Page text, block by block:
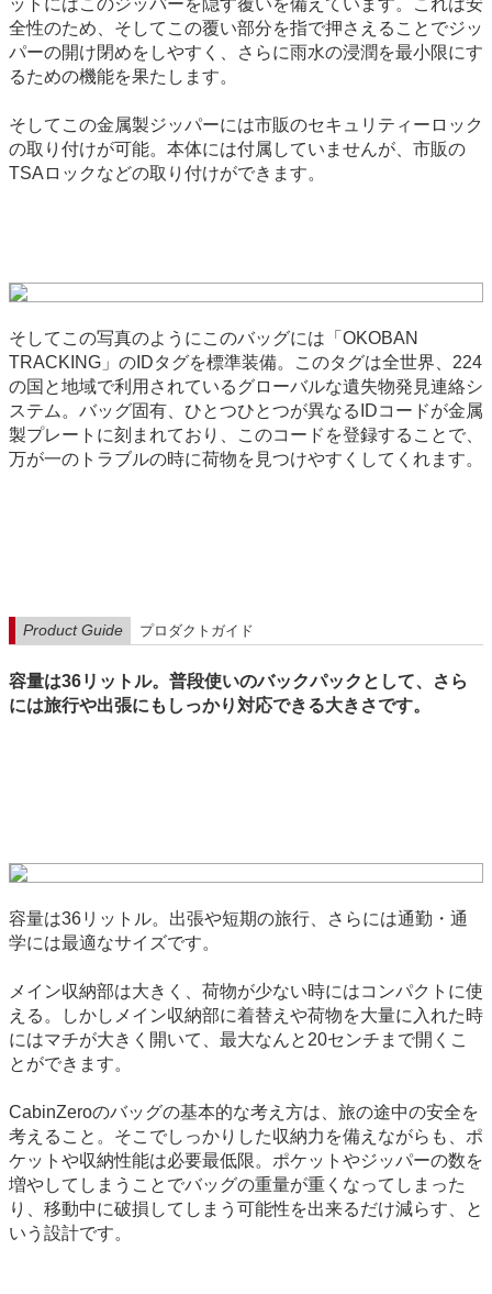
ットにはこのジッパーを隠す覆いを備えています。これは安
全性のため、そしてこの覆い部分を指で押さえることでジッ
パーの開け閉めをしやすく、さらに雨水の浸潤を最小限にす
るための機能を果たします。
そしてこの金属製ジッパーには市販のセキュリティーロック
の取り付けが可能。本体には付属していませんが、市販の
TSAロックなどの取り付けができます。
そしてこの写真のようにこのバッグには「OKOBAN
TRACKING」のIDタグを標準装備。このタグは全世界、224
の国と地域で利用されているグローバルな遺失物発見連絡シ
ステム。バッグ固有、ひとつひとつが異なるIDコードが金属
製プレートに刻まれており、このコードを登録することで、
万が一のトラブルの時に荷物を見つけやすくしてくれます。
Product Guide プロダクトガイド
容量は36リットル。普段使いのバックパックとして、さら
には旅行や出張にもしっかり対応できる大きさです。
容量は36リットル。出張や短期の旅行、さらには通勤・通
学には最適なサイズです。
メイン収納部は大きく、荷物が少ない時にはコンパクトに使
える。しかしメイン収納部に着替えや荷物を大量に入れた時
にはマチが大きく開いて、最大なんと20センチまで開くこ
とができます。
CabinZeroのバッグの基本的な考え方は、旅の途中の安全を
考えること。そこでしっかりした収納力を備えながらも、ポ
ケットや収納性能は必要最低限。ポケットやジッパーの数を
増やしてしまうことでバッグの重量が重くなってしまった
り、移動中に破損してしまう可能性を出来るだけ減らす、と
いう設計です。